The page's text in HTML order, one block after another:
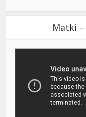
Matki –